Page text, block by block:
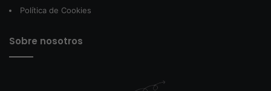
Política de Cookies
Sobre nosotros